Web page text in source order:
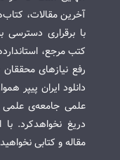
آخرین مقالات،
با برقراری دسترسی
کتب مرجع،
رفع نیازهای
دانلود ایران پیپر
علمی جامعه‌ی علمی
دریغ نخواهدکرد.
مقاله و کتابی